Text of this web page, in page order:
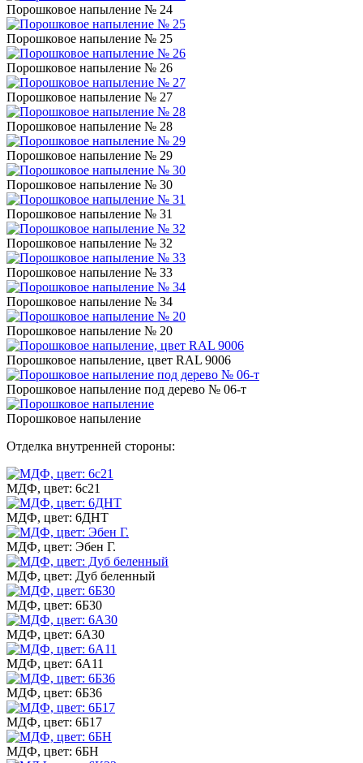
Порошковое напыление № 24
Порошковое напыление № 25
Порошковое напыление № 26
Порошковое напыление № 27
Порошковое напыление № 28
Порошковое напыление № 29
Порошковое напыление № 30
Порошковое напыление № 31
Порошковое напыление № 32
Порошковое напыление № 33
Порошковое напыление № 34
Порошковое напыление № 20
Порошковое напыление, цвет RAL 9006
Порошковое напыление под дерево № 06-т
Порошковое напыление
Отделка внутренней стороны:
МДФ, цвет: 6с21
МДФ, цвет: 6ДНТ
МДФ, цвет: Эбен Г.
МДФ, цвет: Дуб беленный
МДФ, цвет: 6Б30
МДФ, цвет: 6А30
МДФ, цвет: 6А11
МДФ, цвет: 6Б36
МДФ, цвет: 6Б17
МДФ, цвет: 6БН